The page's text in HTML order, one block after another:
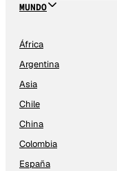
MUNDO
África
Argentina
Asia
Chile
China
Colombia
España